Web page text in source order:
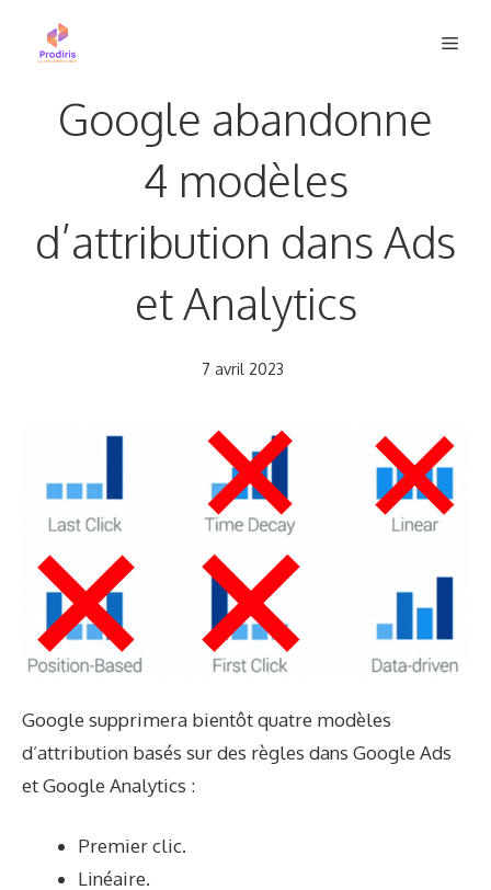
Google abandonne
4 modèles
d’attribution dans Ads
et Analytics
7 avril 2023
Google supprimera bientôt quatre modèles
d’attribution basés sur des règles dans Google Ads
et Google Analytics :
Premier clic.
Linéaire.